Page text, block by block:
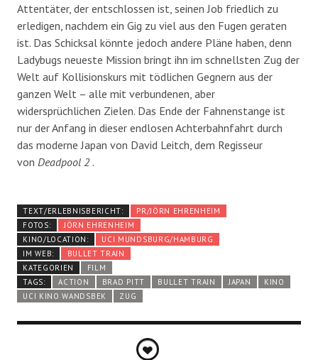
Attentäter, der entschlossen ist, seinen Job friedlich zu
erledigen, nachdem ein Gig zu viel aus den Fugen geraten
ist. Das Schicksal könnte jedoch andere Pläne haben, denn
Ladybugs neueste Mission bringt ihn im schnellsten Zug der
Welt auf Kollisionskurs mit tödlichen Gegnern aus der
ganzen Welt – alle mit verbundenen, aber
widersprüchlichen Zielen. Das Ende der Fahnenstange ist
nur der Anfang in dieser endlosen Achterbahnfahrt durch
das moderne Japan von David Leitch, dem Regisseur
von Deadpool 2.
TEXT/ERLEBNISBERICHT:
PR/JÖRN EHRENHEIM
FOTOS:
JÖRN EHRENHEIM
KINO/LOCATION:
UCI MUNDSBURG/HAMBURG
IM WEB:
BULLET TRAIN
KATEGORIEN
FILM
TAGS:
ACTION BRAD PITT BULLET TRAIN JAPAN
KINO
UCI KINO WANDSBEK
ZUG